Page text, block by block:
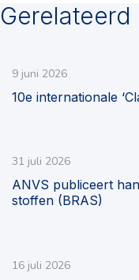
Gerelateerd
10e internationale
9 juni 2026
ANVS publiceert
stoffen (BRAS)
31 juli 2026
16 juli 2026